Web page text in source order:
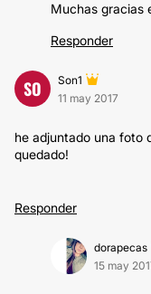
Muchas gracias
Responder
SO
Son1
11 may 2017
he adjuntado una foto
quedado!
Responder
dorapecas
15 may